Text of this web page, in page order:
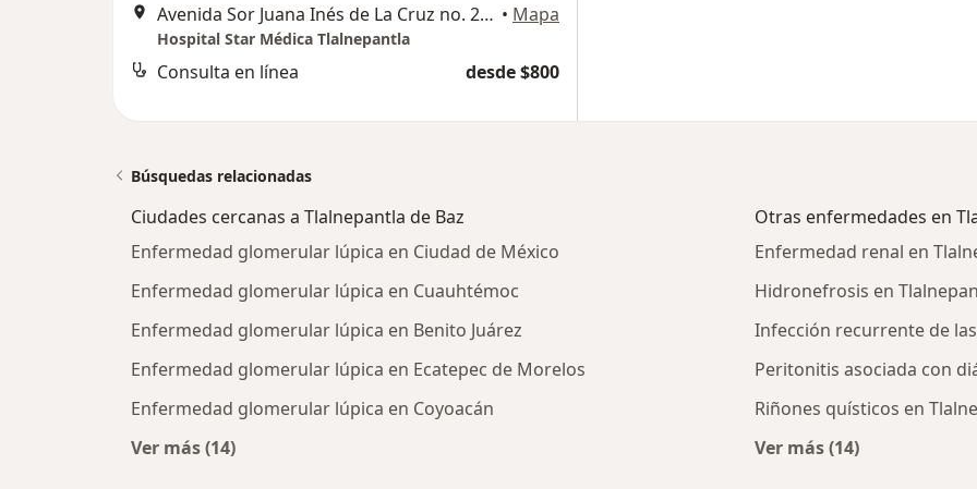
Avenida Sor Juana Inés de La Cruz no. 280 Consultorio 618, Tlalnepantla de Baz • Mapa
Hospital Star Médica Tlalnepantla
Consulta en línea desde $800
Búsquedas relacionadas
Ciudades cercanas a Tlalnepantla de Baz
Enfermedad glomerular lúpica en Ciudad de México
Enfermedad glomerular lúpica en Cuauhtémoc
Enfermedad glomerular lúpica en Benito Juárez
Enfermedad glomerular lúpica en Ecatepec de Morelos
Enfermedad glomerular lúpica en Coyoacán
Ver más (14)
Otras enfermedades en
Enfermedad renal en
Hidronefrosis en
Infección recurrente de
Peritonitis asociada con
Riñones quísticos en
Ver más (14)